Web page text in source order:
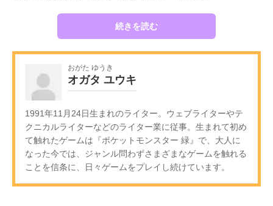
続きを読む
おがた ゆうき
オガタ ユウキ
1991年11月24日生まれのライター。ウェブライターやテ
クニカルライターなどのライター業に従事。生まれて初め
て触れたゲームは『ポケットモンスター 緑』で、大人に
なった今では、ジャンル問わずさまざまなゲームを触れる
ことを信条に、日々ゲームをプレイし続けています。